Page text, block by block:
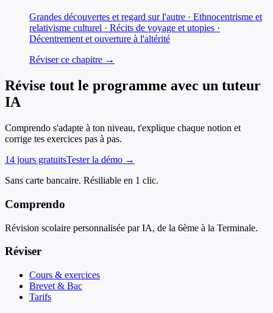
Grandes découvertes et regard sur l'autre · Ethnocentrisme et
relativisme culturel · Récits de voyage et utopies ·
Décentrement et ouverture à l'altérité
Réviser ce chapitre →
Révise tout le programme avec un tuteur
IA
Comprendo s'adapte à ton niveau, t'explique chaque notion et
corrige tes exercices pas à pas.
14 jours gratuitsTester la démo →
Sans carte bancaire. Résiliable en 1 clic.
Comprendo
Révision scolaire personnalisée par IA, de la 6ème à la Terminale.
Réviser
Cours & exercices
Brevet & Bac
Tarifs